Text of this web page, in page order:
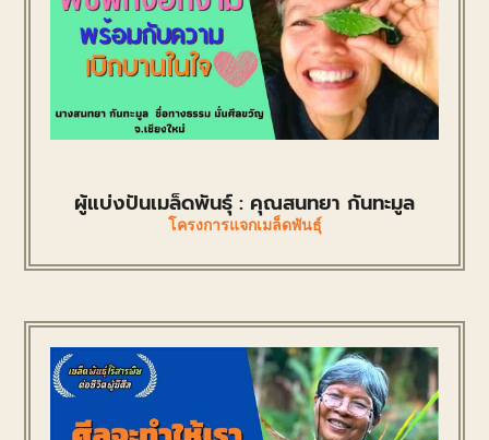
ผู้แบ่งปันเมล็ดพันธุ์ : คุณสนทยา กันทะมูล
โครงการแจกเมล็ดพันธุ์